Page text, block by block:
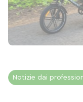
Notizie dai